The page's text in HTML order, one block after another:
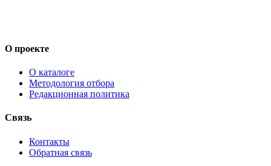
О проекте
О каталоге
Методология отбора
Редакционная политика
Связь
Контакты
Обратная связь